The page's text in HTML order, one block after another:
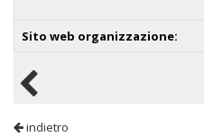
Sito web organizzazione:
indietro